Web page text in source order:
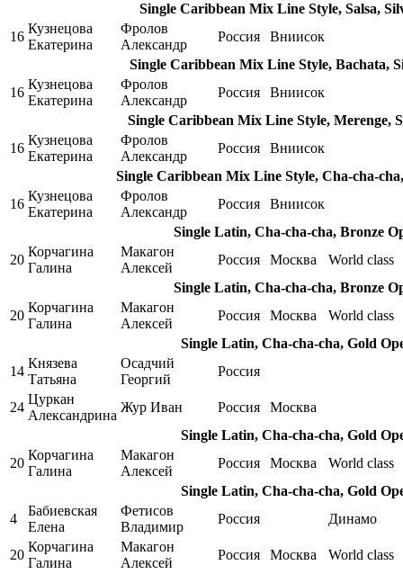
Single Caribbean Mix Line Style, Salsa,
16
Кузнецова
Екатерина
Фролов
Александр
Россия
Вниисок
Single Caribbean Mix Line Style, Bachata,
16
Кузнецова
Екатерина
Фролов
Александр
Россия
Вниисок
Single Caribbean Mix Line Style, Merenge,
16
Кузнецова
Екатерина
Фролов
Александр
Россия
Вниисок
Single Caribbean Mix Line Style, Cha-cha-
16
Кузнецова
Екатерина
Фролов
Александр
Россия
Вниисок
Single Latin, Cha-cha-cha, Bronze
20
Корчагина
Галина
Макагон
Алексей
Россия Москва
World class
Single Latin, Cha-cha-cha, Bronze
20
Корчагина
Галина
Макагон
Алексей
Россия Москва
World class
Single Latin, Cha-cha-cha, Gold
14
Князева
Татьяна
Осадчий
Георгий
Россия
24
Цуркан
Александрина
Жур Иван Россия
Москва
Single Latin, Cha-cha-cha, Gold
20
Корчагина
Галина
Макагон
Алексей
Россия Москва
World class
Single Latin, Cha-cha-cha, Gold
4
Бабиевская
Елена
Фетисов
Владимир
Россия Динамо
20
Корчагина
Галина
Макагон
Алексей
Россия Москва
World class